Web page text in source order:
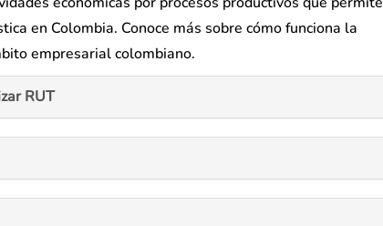
en Colombia. Conoce más sobre cómo funciona la
empresarial colombiano.
RUT